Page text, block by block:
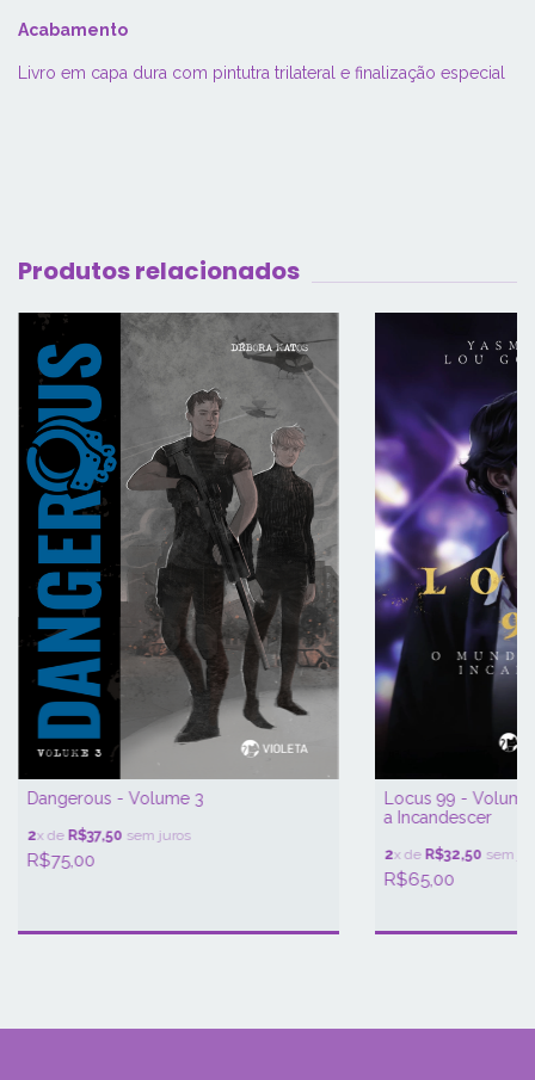
Acabamento
Livro em capa dura com pintutra trilateral e finalização especial
Produtos relacionados
Dangerous - Volume 3
2x de R$37,50 sem juros
R$75,00
Locus 99 -
a Incandescer
2x de R$32,50 sem
R$65,00